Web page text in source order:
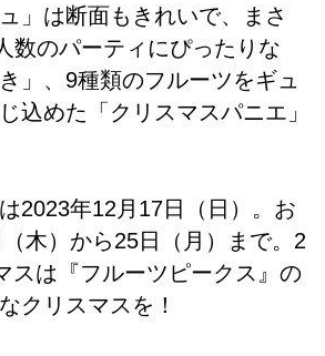
」は断面もきれいで、まさ
数のパーティにぴったりな
」、9種類のフルーツをギュ
込めた「クリスマスパニエ」
2023年12月17日（日）。お
木）から25日（月）まで。2
スは『フルーツピークス』の
クリスマスを！